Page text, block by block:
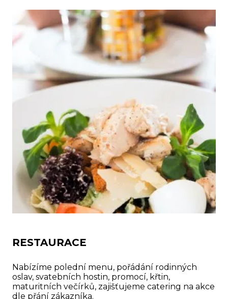
RESTAURACE
Nabízíme polední menu, pořádání rodinných
oslav, svatebních hostin, promocí, křtin,
maturitních večírků, zajišťujeme catering na akce
dle přání zákazníka.